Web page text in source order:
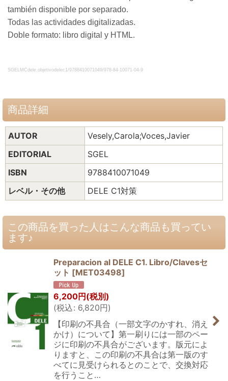
también disponible por separado.
Todas las actividades digitalizadas.
Doble formato: libro digital y HTML.
SGELMCdele.objetivodelec1/9788410071049/978-84-10071-04-9
商品詳細
AUTOR
Vesely,Carola;Voces,Javier
EDITORIAL
SGEL
ISBN
9788410071049
レベル・その他
DELE C1対策
この商品を買った人はこんな商品も買ってい
ます♪
Preparacion al DELE C1. Libro/Clavesセ
ット [MET03498]
6,200円 (税別)
(税込: 6,820円)
【印刷の不具合（一部文字のかすれ、消え
かけ）について】第一刷りには一部のペー
ジに印刷の不具合がございます。版元によ
りますと、この印刷の不具合は第一版のす
べてに見受けられるとのことで、交換対応
を行うこと…